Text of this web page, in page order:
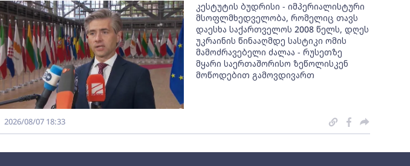
კესტუტის ბუდრისი - იმპერიალისტური
მსოფლმხედველობა, რომელიც თავს
დაესხა საქართველოს 2008 წელს, დღეს
უკრაინის წინააღმდე სასტიკი ომის
მამოძრავებელი ძალაა - რუსეთზე
მყარი საერთაშორისო ზეწოლისკენ
მოწოდებით გამოვდივართ
2026/08/07 18:33